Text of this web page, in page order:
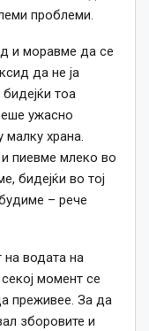
проблеми.
и моравме да се
да не ја
тоа
ужасно
храна.
пиевме млеко во
бидејќи во тој
– рече
на водата на
момент се
преживее. За да
зборовите и